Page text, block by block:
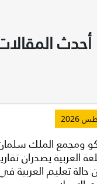
أحدث
ومجمع الملك
العربية يصدران
حالة تعليم العربية